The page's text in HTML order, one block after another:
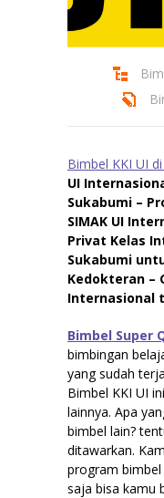
Bimbel KKI UI
UI
Sukabumi –
SIMAK UI
Privat Kelas
Sukabumi
Kedokteran –
Internasional
Bimbel Super
bimbingan
yang sudah
Bimbel KKI UI
lainnya. Apa
bimbel lain?
ditawarkan.
program
saja bisa kamu